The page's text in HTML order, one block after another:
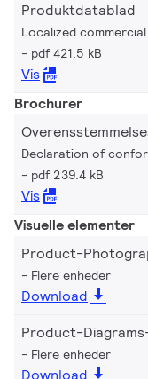
Produktdatablad
Localized
pdf 421.5 kB
Vis
Brochurer
Declaration of
pdf 239.4 kB
Vis
Visuelle elementer
Product-
Flere enheder
Download
Product-
Flere enheder
Download